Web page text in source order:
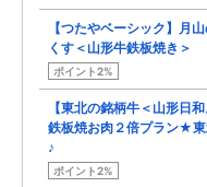
【つたやベーシック】月
くす＜山形牛鉄板焼き＞
ポイント2%
【東北の銘柄牛＜山形日
鉄板焼お肉２倍プラン★東
♪
ポイント2%